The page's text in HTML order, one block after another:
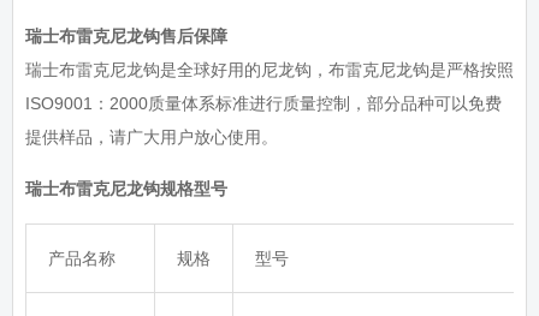
瑞士布雷克尼龙钩售后保障
瑞士布雷克尼龙钩是全球好用的尼龙钩，布雷克尼龙钩是严格按照
ISO9001：2000质量体系标准进行质量控制，部分品种可以免费
提供样品，请广大用户放心使用。
瑞士布雷克尼龙钩规格型号
产品名称 规格 型号